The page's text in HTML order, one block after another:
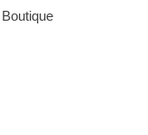
Boutique